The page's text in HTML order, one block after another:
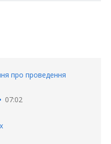
про проведення
07:02